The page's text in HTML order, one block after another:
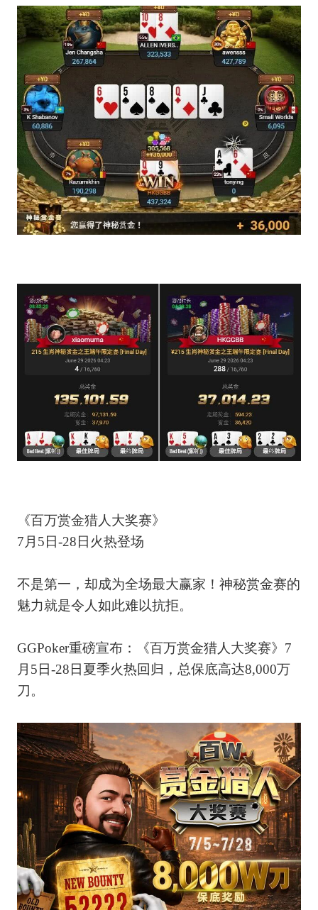
《百万赏金猎人大奖赛》
7月5日-28日火热登场
不是第一，却成为全场最大赢家！神秘赏金赛的
魅力就是令人如此难以抗拒。
GGPoker重磅宣布：《百万赏金猎人大奖赛》7
月5日-28日夏季火热回归，总保底高达8,000万
刀。